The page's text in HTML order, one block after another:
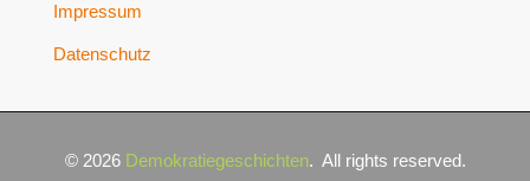
Impressum
Datenschutz
© 2026 Demokratiegeschichten. All rights reserved.